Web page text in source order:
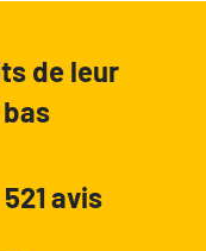
de leur
521 avis